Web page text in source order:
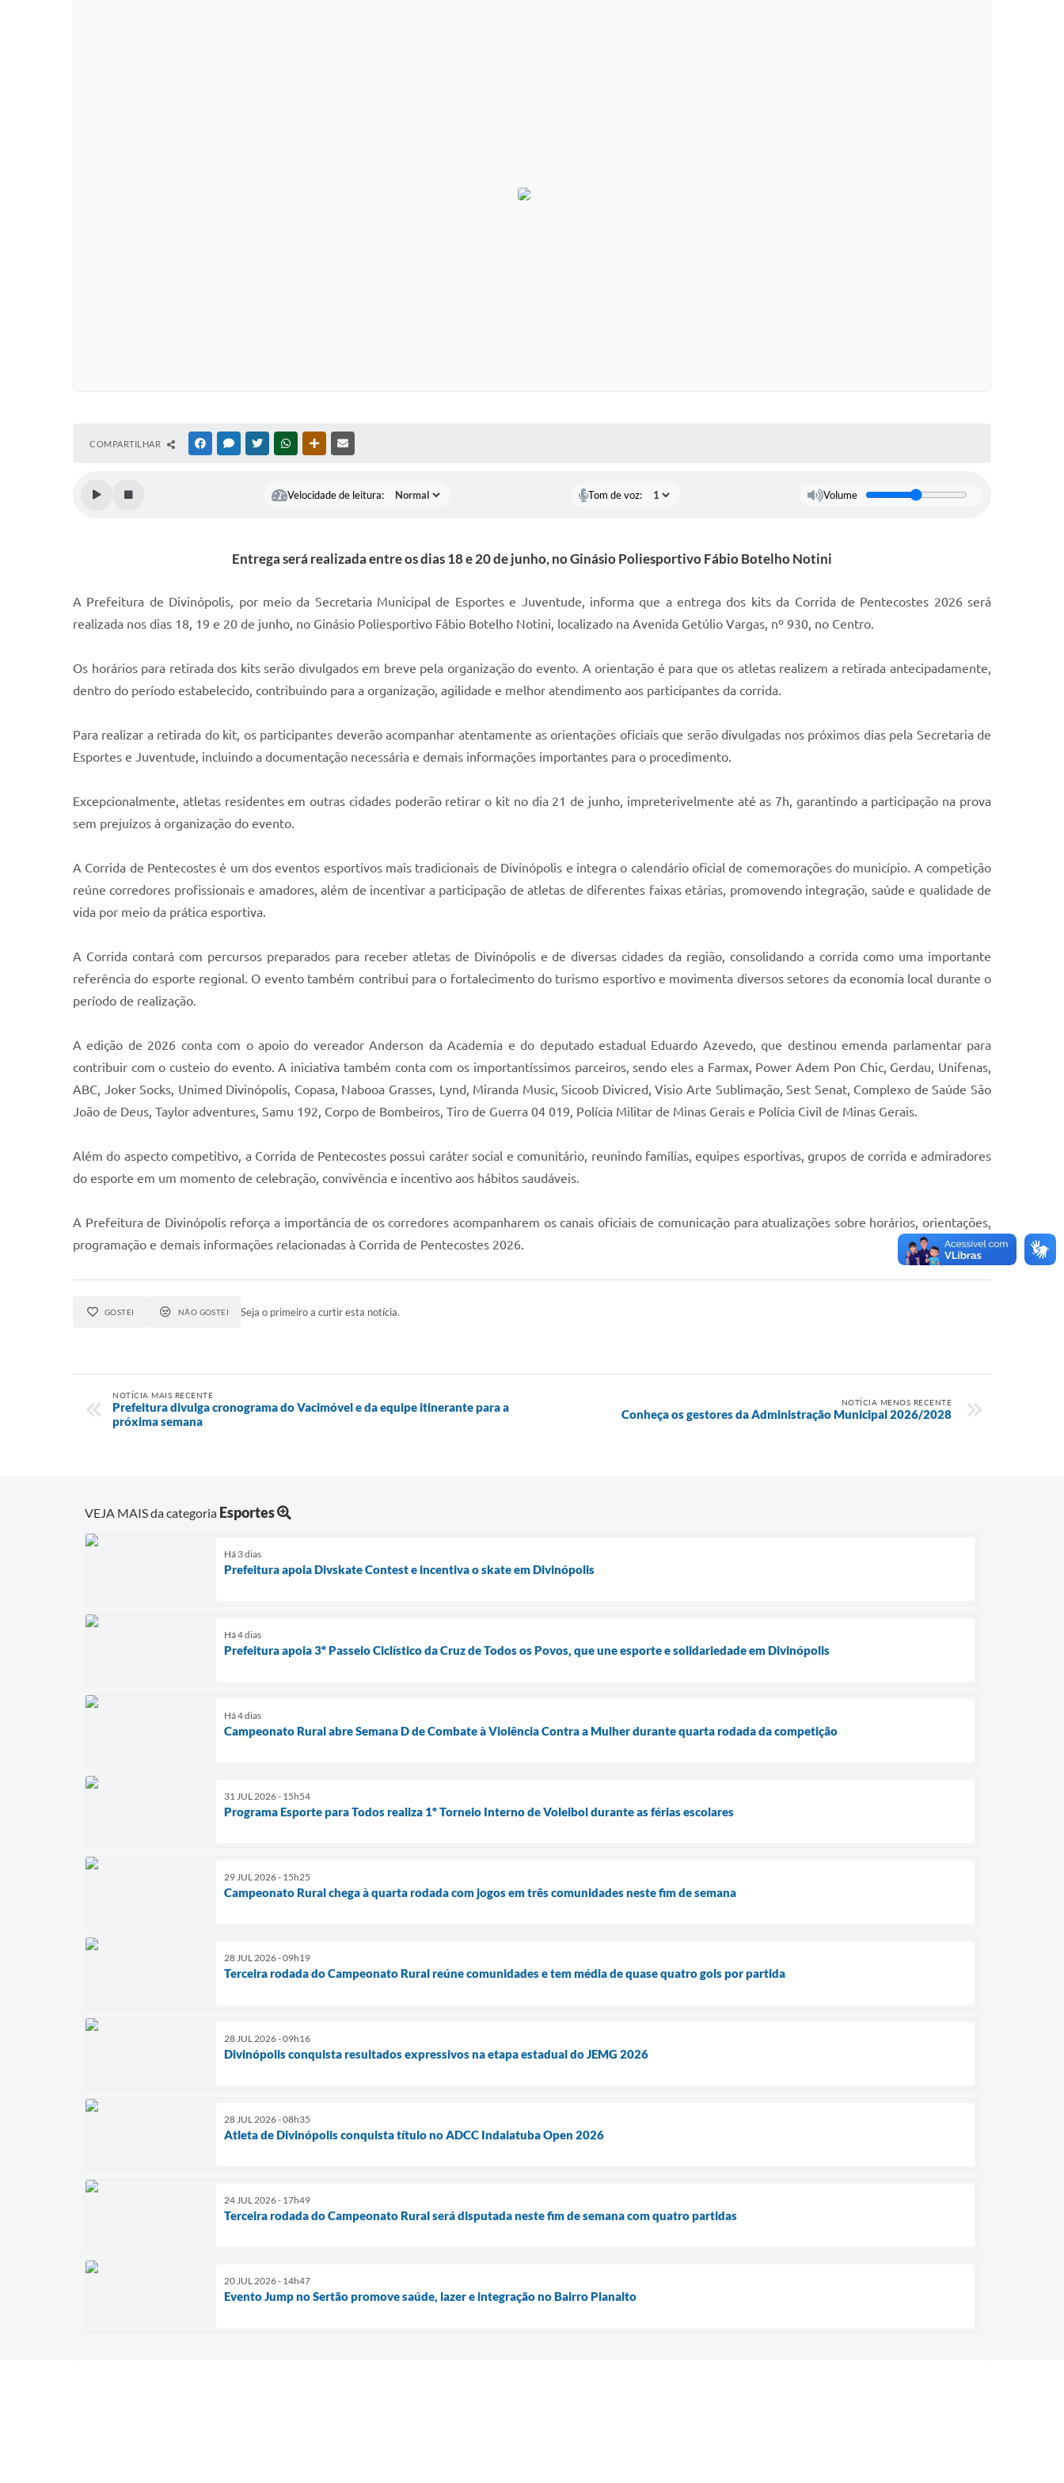
COMPARTILHAR FACEBOOKMESSENGER
TWITTERWHATSAPPOUTRAS MÍDIAS
Velocidade de leitura: Tom de voz: Volume
Entrega será realizada entre os dias 18 e 20 de junho, no Ginásio Poliesportivo Fábio Botelho Notini
A Prefeitura de Divinópolis, por meio da Secretaria Municipal de Esportes e Juventude, informa que a entrega dos kits da Corrida de Pentecostes 2026 será
realizada nos dias 18, 19 e 20 de junho, no Ginásio Poliesportivo Fábio Botelho Notini, localizado na Avenida Getúlio Vargas, nº 930, no Centro.
Os horários para retirada dos kits serão divulgados em breve pela organização do evento. A orientação é para que os atletas realizem a retirada antecipadamente,
dentro do período estabelecido, contribuindo para a organização, agilidade e melhor atendimento aos participantes da corrida.
Para realizar a retirada do kit, os participantes deverão acompanhar atentamente as orientações oficiais que serão divulgadas nos próximos dias pela Secretaria de
Esportes e Juventude, incluindo a documentação necessária e demais informações importantes para o procedimento.
Excepcionalmente, atletas residentes em outras cidades poderão retirar o kit no dia 21 de junho, impreterivelmente até as 7h, garantindo a participação na prova
sem prejuízos à organização do evento.
A Corrida de Pentecostes é um dos eventos esportivos mais tradicionais de Divinópolis e integra o calendário oficial de comemorações do município. A competição
reúne corredores profissionais e amadores, além de incentivar a participação de atletas de diferentes faixas etárias, promovendo integração, saúde e qualidade de
vida por meio da prática esportiva.
A Corrida contará com percursos preparados para receber atletas de Divinópolis e de diversas cidades da região, consolidando a corrida como uma importante
referência do esporte regional. O evento também contribui para o fortalecimento do turismo esportivo e movimenta diversos setores da economia local durante o
período de realização.
A edição de 2026 conta com o apoio do vereador Anderson da Academia e do deputado estadual Eduardo Azevedo, que destinou emenda parlamentar para
contribuir com o custeio do evento. A iniciativa também conta com os importantíssimos parceiros, sendo eles a Farmax, Power Adem Pon Chic, Gerdau, Unifenas,
ABC, Joker Socks, Unimed Divinópolis, Copasa, Nabooa Grasses, Lynd, Miranda Music, Sicoob Divicred, Visio Arte Sublimação, Sest Senat, Complexo de Saúde São
João de Deus, Taylor adventures, Samu 192, Corpo de Bombeiros, Tiro de Guerra 04 019, Polícia Militar de Minas Gerais e Polícia Civil de Minas Gerais.
Além do aspecto competitivo, a Corrida de Pentecostes possui caráter social e comunitário, reunindo famílias, equipes esportivas, grupos de corrida e admiradores
do esporte em um momento de celebração, convivência e incentivo aos hábitos saudáveis.
A Prefeitura de Divinópolis reforça a importância de os corredores acompanharem os canais oficiais de comunicação para atualizações sobre horários, orientações,
programação e demais informações relacionadas à Corrida de Pentecostes 2026.
GOSTEI NÃO GOSTEI Seja o primeiro a curtir esta notícia.
NOTÍCIA MAIS RECENTE
Prefeitura divulga cronograma do Vacimóvel e da equipe itinerante para a
próxima semana
NOTÍCIA MENOS RECENTE
Conheça os gestores da Administração Municipal 2026/2028
VEJA MAIS da categoria Esportes
Há 3 dias
Prefeitura apoia Divskate Contest e incentiva o skate em Divinópolis
Há 4 dias
Prefeitura apoia 3º Passeio Ciclístico da Cruz de Todos os Povos, que une esporte e solidariedade em Divinópolis
Há 4 dias
Campeonato Rural abre Semana D de Combate à Violência Contra a Mulher durante quarta rodada da competição
31 JUL 2026 - 15h54
Programa Esporte para Todos realiza 1º Torneio Interno de Voleibol durante as férias escolares
29 JUL 2026 - 15h25
Campeonato Rural chega à quarta rodada com jogos em três comunidades neste fim de semana
28 JUL 2026 - 09h19
Terceira rodada do Campeonato Rural reúne comunidades e tem média de quase quatro gols por partida
28 JUL 2026 - 09h16
Divinópolis conquista resultados expressivos na etapa estadual do JEMG 2026
28 JUL 2026 - 08h35
Atleta de Divinópolis conquista título no ADCC Indaiatuba Open 2026
24 JUL 2026 - 17h49
Terceira rodada do Campeonato Rural será disputada neste fim de semana com quatro partidas
20 JUL 2026 - 14h47
Evento Jump no Sertão promove saúde, lazer e integração no Bairro Planalto